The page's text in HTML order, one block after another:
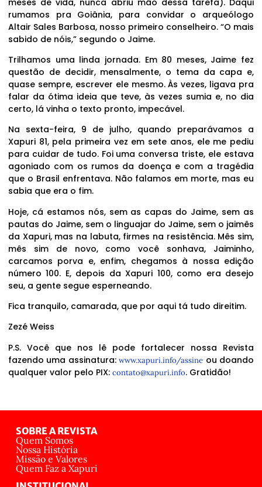
rumamos pra Goiânia, para convidar o arqueólogo
Altair Sales Barbosa, nosso primeiro conselheiro. “O mais
sabido de nóis,” segundo o Jaime.
Trilhamos uma linda jornada. Em 80 meses, Jaime fez
questão de decidir, mensalmente, o tema da capa e,
quase sempre, escrever ele mesmo. Às vezes, ligava pra
falar da ótima ideia que teve, às vezes sumia e, no dia
certo, lá vinha o texto pronto, impecável.
Na sexta-feira, 9 de julho, quando preparávamos a
Xapuri 81, pela primeira vez em sete anos, ele me pediu
para cuidar de tudo. Foi uma conversa triste, ele estava
agoniado com os rumos da doença e com a tragédia
que o Brasil enfrentava. Não falamos em morte, mas eu
sabia que era o fim.
Hoje, cá estamos nós, sem as capas do Jaime, sem as
pautas do Jaime, sem o linguajar do Jaime, sem o jaimês
da Xapuri, mas na labuta, firmes na resistência. Mês sim,
mês sim de novo, como você sonhava, Jaiminho,
carcamos porva e, enfim, chegamos à nossa edição
número 100. E, depois da Xapuri 100, como era desejo
seu, a gente segue esperneando.
Fica tranquilo, camarada, que por aqui tá tudo direitim.
Zezé Weiss
P.S. Você que nos lê pode fortalecer nossa Revista
fazendo uma assinatura:www.xapuri.info/assine ou doando
qualquer valor pelo PIX: contato@xapuri.info. Gratidão!
SOBRE A REVISTA
Quem Somos
Nossa História
Missão e Valores
Quem Faz a Xapuri